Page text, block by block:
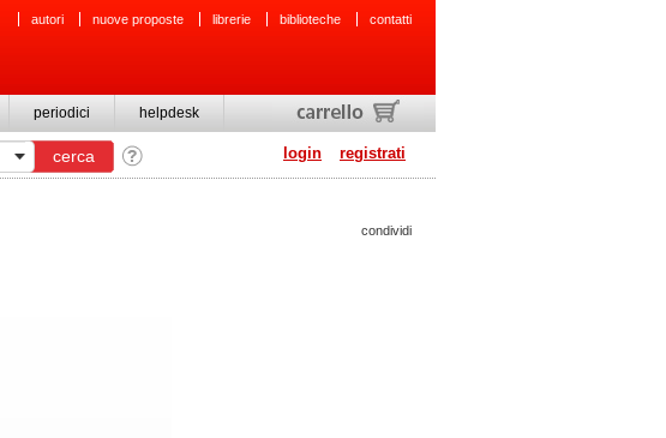
autori nuove proposte librerie biblioteche contatti
periodici helpdesk
login registrati
condividi